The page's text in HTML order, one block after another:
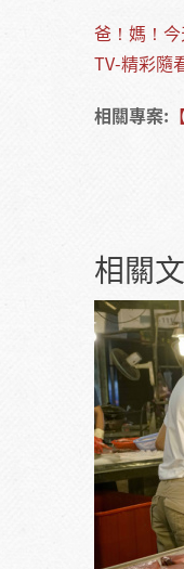
爸！媽！
TV-精彩隨
相關專案:
相關